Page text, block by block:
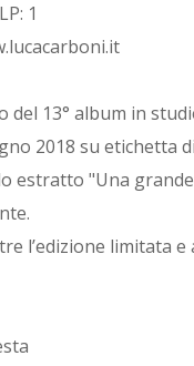
1
13° album in
2018 su etichetta
estratto "Una
l’edizione limitata